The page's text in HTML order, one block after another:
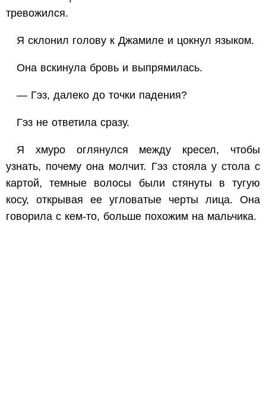
тревожился.
Я склонил голову к Джамиле и цокнул языком.
Она вскинула бровь и выпрямилась.
— Гэз, далеко до точки падения?
Гэз не ответила сразу.
Я хмуро оглянулся между кресел, чтобы
узнать, почему она молчит. Гэз стояла у стола с
картой, темные волосы были стянуты в тугую
косу, открывая ее угловатые черты лица. Она
говорила с кем-то, больше похожим на мальчика.